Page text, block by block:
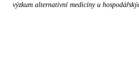
výzkum alternativní medicíny u